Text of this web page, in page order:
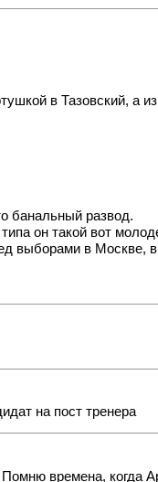
в Тазовский, а
банальный развод.
он такой вот
выборами в Москве,
на пост тренера
времена,